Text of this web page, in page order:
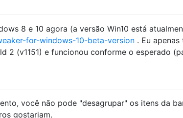
8 e 10 agora (a versão Win10 está
for-windows-10-beta-version . Eu apenas
2 (v1151) e funcionou conforme o esperado
você não pode "desagrupar" os itens da
gostariam.